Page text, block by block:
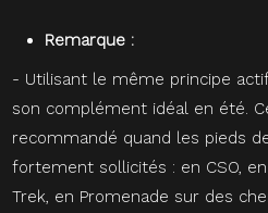
Remarque :
- Utilisant le même principe
son complément idéal en été.
recommandé quand les pieds
fortement sollicités : en CSO,
Trek, en Promenade sur des